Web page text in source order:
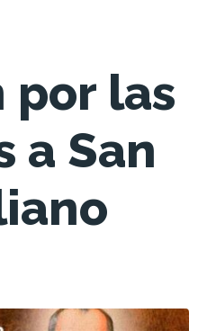
por las
a San